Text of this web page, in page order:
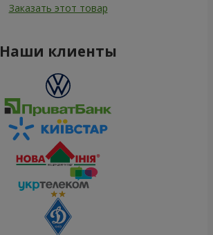
Заказать этот товар
Наши клиенты